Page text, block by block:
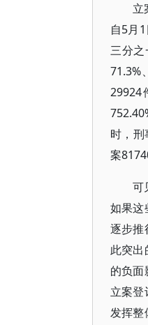
立
自5月
三分
71.3%
29924
时，
案
可
如果这
逐步推
此突
的负面
立案
发挥整